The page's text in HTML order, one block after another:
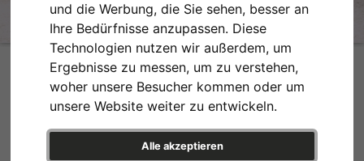
und die Werbung, die Sie sehen, besser an
Ihre Bedürfnisse anzupassen. Diese
Technologien nutzen wir außerdem, um
Ergebnisse zu messen, um zu verstehen,
woher unsere Besucher kommen oder um
unsere Website weiter zu entwickeln.
Alle akzeptieren
Zebra on the Beach
Design